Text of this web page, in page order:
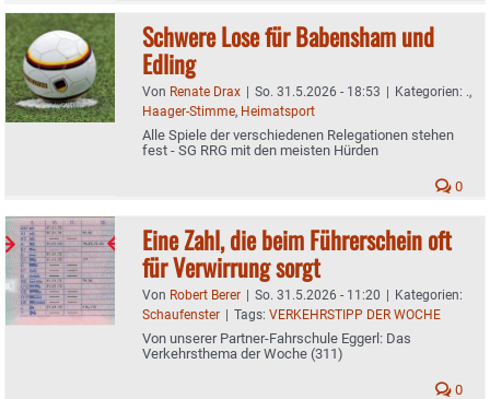
Schwere Lose für Babensham und
Edling
Von Renate Drax | So. 31.5.2026 - 18:53 | Kategorien: .,
Haager-Stimme, Heimatsport
Alle Spiele der verschiedenen Relegationen stehen
fest - SG RRG mit den meisten Hürden
0
Eine Zahl, die beim Führerschein oft
für Verwirrung sorgt
Von Robert Berer | So. 31.5.2026 - 11:20 | Kategorien:
Schaufenster | Tags: VERKEHRSTIPP DER WOCHE
Von unserer Partner-Fahrschule Eggerl: Das
Verkehrsthema der Woche (311)
0